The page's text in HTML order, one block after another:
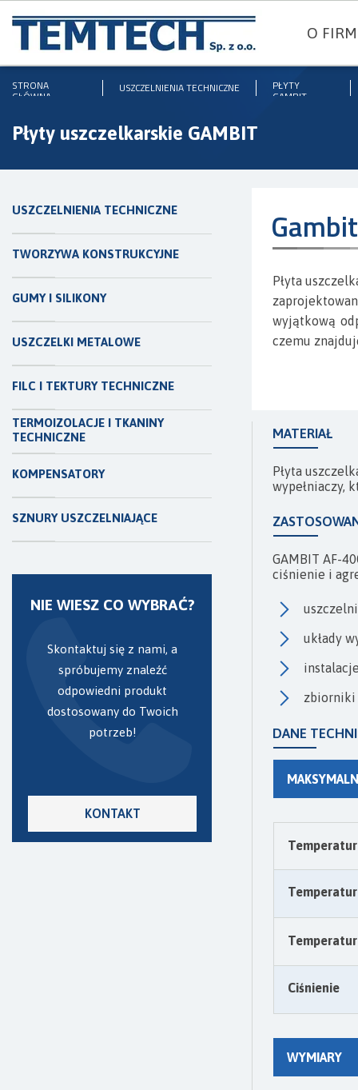
O
STRONA
GŁÓWNA
PŁYTY
GAMBIT
USZCZELNIENIA TECHNICZNE
Płyty uszczelkarskie GAMBIT
Ciśnienie
WYMIARY
DANE
SZNURY USZCZELNIAJĄCE
KOMPENSATORY
TERMOIZOLACJE I TKANINY
TECHNICZNE
FILC I TEKTURY TECHNICZNE
USZCZELKI METALOWE
GUMY I SILIKONY
TWORZYWA KONSTRUKCYJNE
USZCZELNIENIA TECHNICZNE
KONTAKT
Skontaktuj się z nami, a
spróbujemy znaleźć
odpowiedni produkt
dostosowany do Twoich
potrzeb!
NIE WIESZ CO WYBRAĆ?
Płyta
wyjątkową
czemu
zbiorniki
Płyta
wypełniaczy,
MATERIAŁ
układy
GAMBIT AF-
ciśnienie i